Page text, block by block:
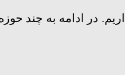
در ادامه به چند